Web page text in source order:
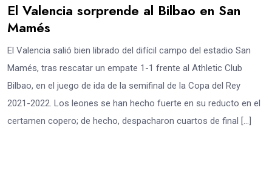
El Valencia sorprende al Bilbao en San
Mamés
El Valencia salió bien librado del difícil campo del estadio San
Mamés, tras rescatar un empate 1-1 frente al Athletic Club
Bilbao, en el juego de ida de la semifinal de la Copa del Rey
2021-2022. Los leones se han hecho fuerte en su reducto en el
certamen copero; de hecho, despacharon cuartos de final […]